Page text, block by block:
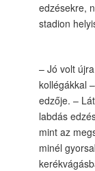
edzésekre,
stadion
– Jó volt
kollégákkal
edzője. –
labdás
mint az
minél